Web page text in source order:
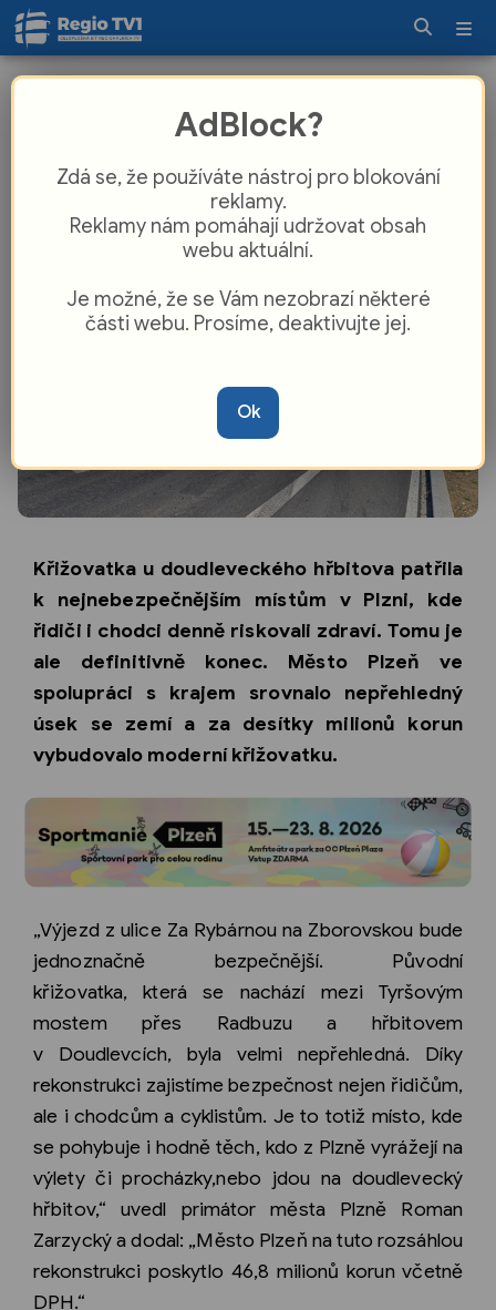
této křižovatce šlo o život, teď se
Křižovatka u doudleveckého hřbitova patřila
k nejnebezpečnějším místům v Plzni, kde
řidiči i chodci denně riskovali zdraví. Tomu je
ale definitivně konec. Město Plzeň ve
spolupráci s krajem srovnalo nepřehledný
úsek se zemí a za desítky milionů korun
vybudovalo moderní křižovatku.
„Výjezd z ulice Za Rybárnou na Zborovskou bude
jednoznačně bezpečnější. Původní
křižovatka, která se nachází mezi Tyršovým
mostem přes Radbuzu a hřbitovem
v Doudlevcích, byla velmi nepřehledná. Díky
rekonstrukci zajistíme bezpečnost nejen řidičům,
ale i chodcům a cyklistům. Je to totiž místo, kde
se pohybuje i hodně těch, kdo z Plzně vyrážejí na
výlety či procházky,nebo jdou na doudlevecký
hřbitov,“ uvedl primátor města Plzně Roman
Zarzycký a dodal: „Město Plzeň na tuto rozsáhlou
rekonstrukci poskytlo 46,8 milionů korun včetně
DPH.“
AdBlock?
Zdá se, že používáte nástroj pro blokování
reklamy.
Reklamy nám pomáhají udržovat obsah
webu aktuální.
Je možné, že se Vám nezobrazí některé
části webu. Prosíme, deaktivujte jej.
Ok